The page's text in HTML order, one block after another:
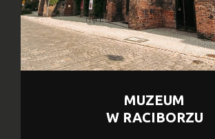
MUZEUM
W RACIBORZU